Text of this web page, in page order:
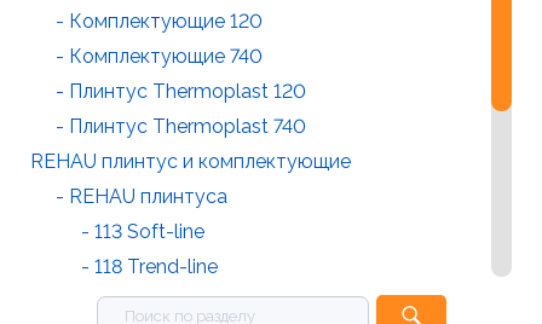
- Комплектующие 120
- Комплектующие 740
- Плинтус Thermoplast 120
- Плинтус Thermoplast 740
REHAU плинтус и комплектующие
- REHAU плинтуса
- 113 Soft-line
- 118 Trend-line
- 112 Perfetto-line